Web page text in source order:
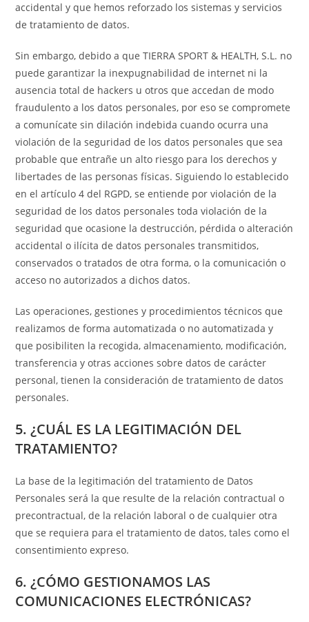
accidental y que hemos reforzado los sistemas y servicios
de tratamiento de datos.
Sin embargo, debido a que TIERRA SPORT & HEALTH, S.L. no
puede garantizar la inexpugnabilidad de internet ni la
ausencia total de hackers u otros que accedan de modo
fraudulento a los datos personales, por eso se compromete
a comunícate sin dilación indebida cuando ocurra una
violación de la seguridad de los datos personales que sea
probable que entrañe un alto riesgo para los derechos y
libertades de las personas físicas. Siguiendo lo establecido
en el artículo 4 del RGPD, se entiende por violación de la
seguridad de los datos personales toda violación de la
seguridad que ocasione la destrucción, pérdida o alteración
accidental o ilícita de datos personales transmitidos,
conservados o tratados de otra forma, o la comunicación o
acceso no autorizados a dichos datos.
Las operaciones, gestiones y procedimientos técnicos que
realizamos de forma automatizada o no automatizada y
que posibiliten la recogida, almacenamiento, modificación,
transferencia y otras acciones sobre datos de carácter
personal, tienen la consideración de tratamiento de datos
personales.
5. ¿CUÁL ES LA LEGITIMACIÓN DEL
TRATAMIENTO?
La base de la legitimación del tratamiento de Datos
Personales será la que resulte de la relación contractual o
precontractual, de la relación laboral o de cualquier otra
que se requiera para el tratamiento de datos, tales como el
consentimiento expreso.
6. ¿CÓMO GESTIONAMOS LAS
COMUNICACIONES ELECTRÓNICAS?